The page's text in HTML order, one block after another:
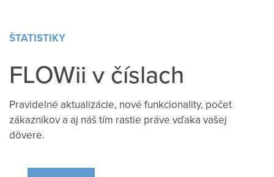
ŠTATISTIKY
FLOWii v číslach
Pravidelné aktualizácie, nové funkcionality, počet
zákazníkov a aj náš tím rastie práve vďaka vašej
dôvere.